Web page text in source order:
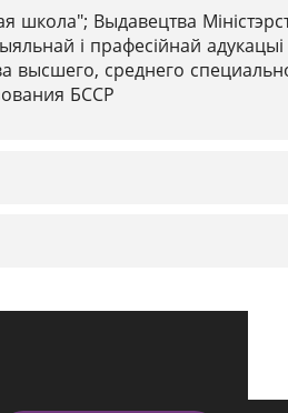
школа"; Выдавецтва
і прафесійнай
высшего, среднего
БССР